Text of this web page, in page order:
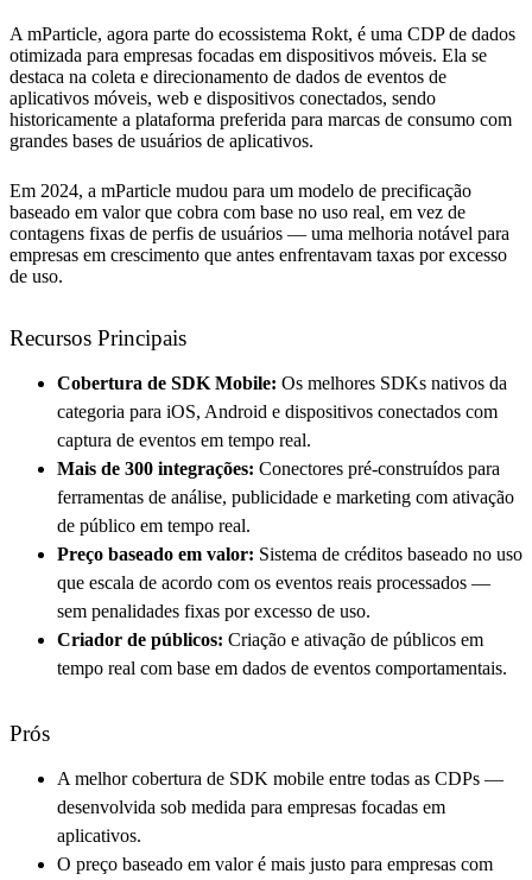
A mParticle, agora parte do ecossistema Rokt, é uma CDP de dados
otimizada para empresas focadas em dispositivos móveis. Ela se
destaca na coleta e direcionamento de dados de eventos de
aplicativos móveis, web e dispositivos conectados, sendo
historicamente a plataforma preferida para marcas de consumo com
grandes bases de usuários de aplicativos.
Em 2024, a mParticle mudou para um modelo de precificação
baseado em valor que cobra com base no uso real, em vez de
contagens fixas de perfis de usuários — uma melhoria notável para
empresas em crescimento que antes enfrentavam taxas por excesso
de uso.
Recursos Principais
Cobertura de SDK Mobile: Os melhores SDKs nativos da
categoria para iOS, Android e dispositivos conectados com
captura de eventos em tempo real.
Mais de 300 integrações: Conectores pré-construídos para
ferramentas de análise, publicidade e marketing com ativação
de público em tempo real.
Preço baseado em valor: Sistema de créditos baseado no uso
que escala de acordo com os eventos reais processados —
sem penalidades fixas por excesso de uso.
Criador de públicos: Criação e ativação de públicos em
tempo real com base em dados de eventos comportamentais.
Prós
A melhor cobertura de SDK mobile entre todas as CDPs —
desenvolvida sob medida para empresas focadas em
aplicativos.
O preço baseado em valor é mais justo para empresas com